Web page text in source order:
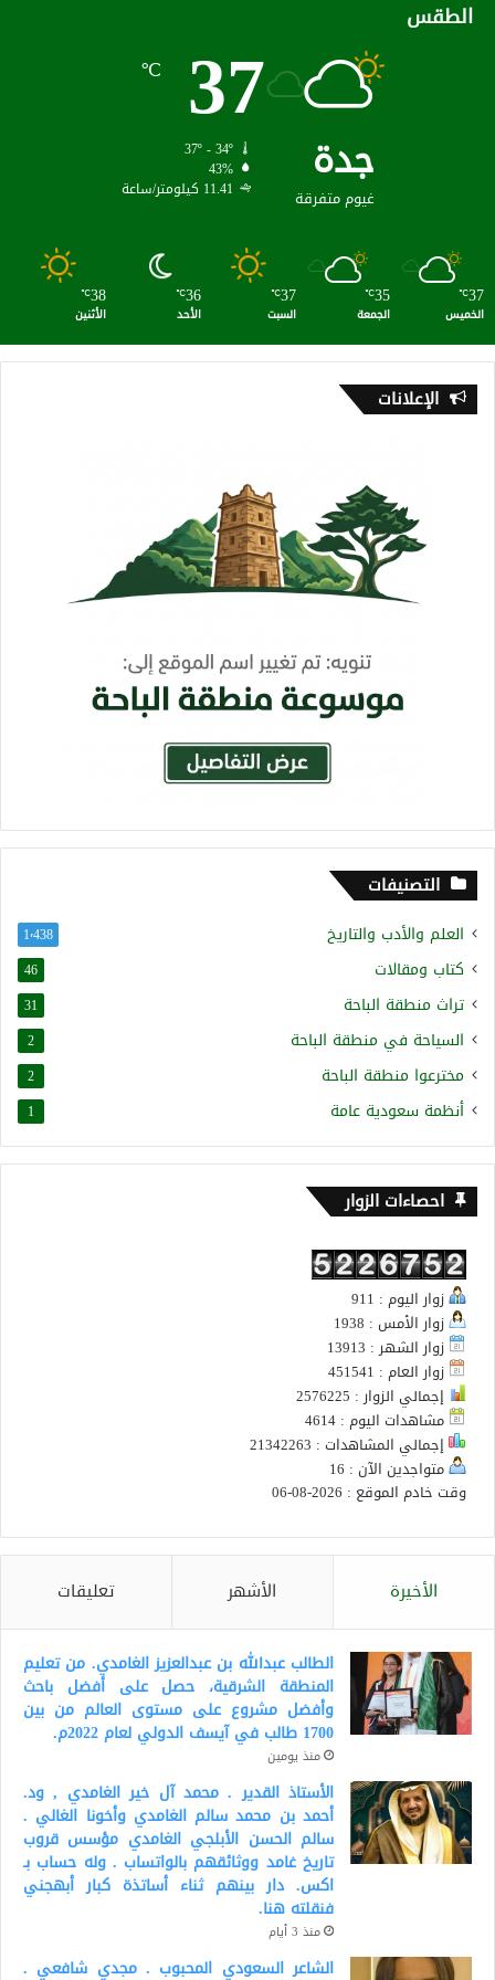
الطقس
جدة
غيوم متفرقة
37
℃
37º - 34º
43%
11.41 كيلومتر/ساعة
37
℃
الخميس
35
℃
الجمعة
37
℃
السبت
36
℃
الأحد
38
℃
الأثنين
الإعلانات
التصنيفات
العلم والأدب والتاريخ 1٬438
كتاب ومقالات 46
تراث منطقة الباحة 31
السياحة في منطقة الباحة 2
مخترعوا منطقة الباحة 2
أنظمة سعودية عامة 1
احصاءات الزوار
زوار اليوم : 911
زوار الأمس : 1938
زوار الشهر : 13913
زوار العام : 451541
إجمالي الزوار : 2576225
مشاهدات اليوم : 4614
إجمالي المشاهدات : 21342263
متواجدين الآن : 16
وقت خادم الموقع : 2026-08-06
الأخيرة الأشهر تعليقات
الطالب عبدالله بن عبدالعزيز الغامدي. من تعليم
المنطقة الشرقية، حصل على أفضل باحث
وأفضل مشروع على مستوى العالم من بين
1700 طالب في آيسف الدولي لعام 2022م.
منذ يومين
الأستاذ القدير . محمد آل خير الغامدي , ود.
أحمد بن محمد سالم الغامدي وأخونا الغالي .
سالم الحسن الأبلجي الغامدي مؤسس قروب
تاريخ غامد ووثائقهم بالواتساب . وله حساب بـ
اكس. دار بينهم ثناء أساتذة كبار أبهجني
فنقلته هنا.
منذ 3 أيام
الشاعر السعودي المحبوب . مجدي شافعي .